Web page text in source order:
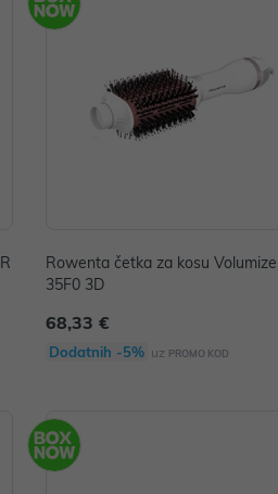
Rowenta četka za kosu
35F0 3D
68,33 €
Dodatnih -5% uz PROMO KOD